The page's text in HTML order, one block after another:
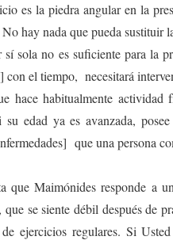
es la piedra angular en la
hay nada que pueda sustituir
sola no es suficiente para la
con el tiempo, necesitará
hace habitualmente actividad
edad ya es avanzada,
que una persona
que Maimónides responde a
se siente débil después de
ejercicios regulares. Si